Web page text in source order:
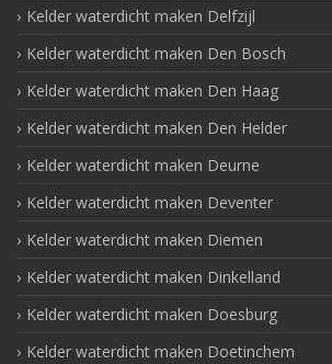
Kelder waterdicht maken Delfzijl
Kelder waterdicht maken Den Bosch
Kelder waterdicht maken Den Haag
Kelder waterdicht maken Den Helder
Kelder waterdicht maken Deurne
Kelder waterdicht maken Deventer
Kelder waterdicht maken Diemen
Kelder waterdicht maken Dinkelland
Kelder waterdicht maken Doesburg
Kelder waterdicht maken Doetinchem